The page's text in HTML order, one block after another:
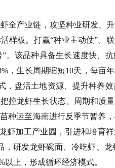
全产业链，攻坚种业研发、
样板。 打赢“种业主动仗”。
”。该品种具备生长速度快、
，生长周期缩短10天，每亩
，盘活土地资源、提升种养
控龙虾生长状态、周期和质
种运至海南进行反季节暂养
虾加工产业园，引进和培育
，研发龙虾碗面、冷吃虾、龙
以上，形成循环经济模式。